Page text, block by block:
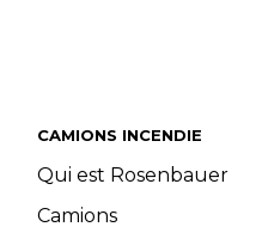
CAMIONS INCENDIE
Qui est Rosenbauer
Camions